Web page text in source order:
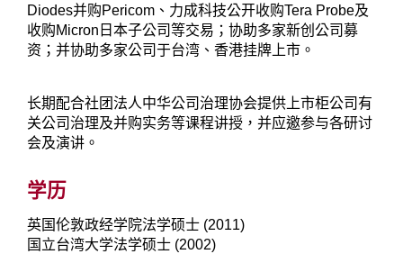
Diodes并购Pericom、力成科技公开收购Tera Probe及
收购Micron日本子公司等交易；协助多家新创公司募
资；并协助多家公司于台湾、香港挂牌上市。
长期配合社团法人中华公司治理协会提供上市柜公司有
关公司治理及并购实务等课程讲授，并应邀参与各研讨
会及演讲。
学历
英国伦敦政经学院法学硕士 (2011)
国立台湾大学法学硕士 (2002)